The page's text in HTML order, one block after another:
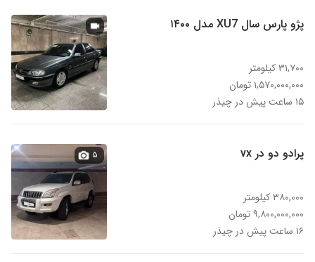
پژو پارس سال XU7 مدل ۱۴۰۰
۳۱,۷۰۰ کیلومتر
۱,۵۷۰,۰۰۰,۰۰۰ تومان
۱۵ ساعت پیش در چیذر
پرادو دو در vx
۳۸۰,۰۰۰ کیلومتر
۹,۸۰۰,۰۰۰,۰۰۰ تومان
۱۶ ساعت پیش در چیذر
۵